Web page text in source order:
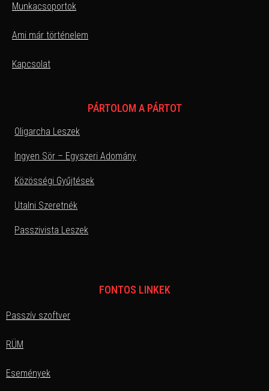
Munkacsoportok
Ami már történelem
Kapcsolat
PÁRTOLOM A PÁRTOT
Oligarcha Leszek
Ingyen Sör – Egyszeri Adomány
Közösségi Gyűjtések
Utalni Szeretnék
Passzivista Leszek
FONTOS LINKEK
Passzív szoftver
RÜM
Események